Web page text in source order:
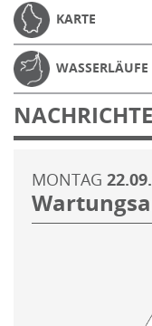
KARTE
WASSERLÄUFE
MONTAG